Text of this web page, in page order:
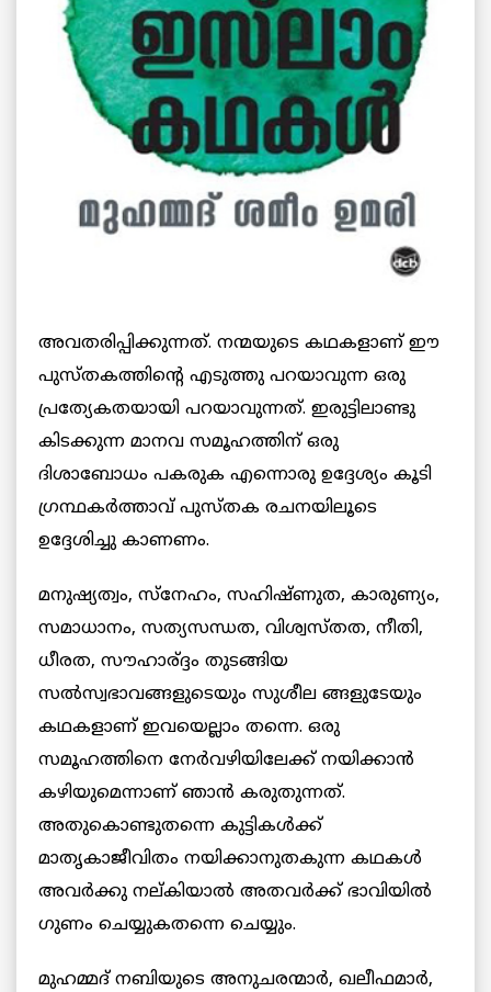
അവതരിപ്പിക്കുന്നത്. നന്മയുടെ കഥകളാണ് ഈ
പുസ്തകത്തിന്റെ എടുത്തു പറയാവുന്ന ഒരു
പ്രത്യേകതയായി പറയാവുന്നത്. ഇരുട്ടിലാണ്ടു
കിടക്കുന്ന മാനവ സമൂഹത്തിന് ഒരു
ദിശാബോധം പകരുക എന്നൊരു ഉദ്ദേശ്യം കൂടി
ഗ്രന്ഥകർത്താവ് പുസ്തക രചനയിലൂടെ
ഉദ്ദേശിച്ചു കാണണം.
മനുഷ്യത്വം, സ്‌നേഹം, സഹിഷ്ണുത, കാരുണ്യം,
സമാധാനം, സത്യസന്ധത, വിശ്വസ്തത, നീതി,
ധീരത, സൗഹാര്ദ്ദം തുടങ്ങിയ
സൽസ്വഭാവങ്ങളുടെയും സുശീല ങ്ങളുടേയും
കഥകളാണ് ഇവയെല്ലാം തന്നെ. ഒരു
സമൂഹത്തിനെ നേർവഴിയിലേക്ക് നയിക്കാൻ
കഴിയുമെന്നാണ് ഞാൻ കരുതുന്നത്.
അതുകൊണ്ടുതന്നെ കുട്ടികൾക്ക്
മാതൃകാജീവിതം നയിക്കാനുതകുന്ന കഥകൾ
അവർക്കു നല്കിയാൽ അതവർക്ക് ഭാവിയിൽ
ഗുണം ചെയ്യുകതന്നെ ചെയ്യും.
മുഹമ്മദ് നബിയുടെ അനുചരന്മാർ, ഖലീഫമാർ,